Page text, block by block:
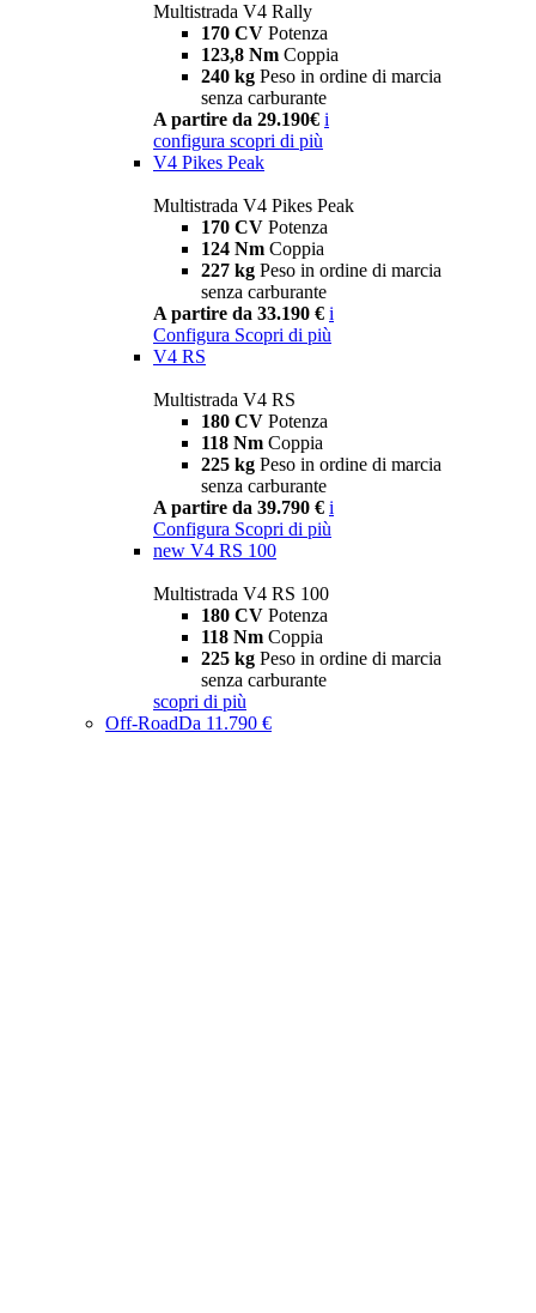
Multistrada V4 Rally
170 CV Potenza
123,8 Nm Coppia
240 kg Peso in ordine di marcia
senza carburante
A partire da 29.190€ i
configura scopri di più
V4 Pikes Peak
Multistrada V4 Pikes Peak
170 CV Potenza
124 Nm Coppia
227 kg Peso in ordine di marcia
senza carburante
A partire da 33.190 € i
Configura Scopri di più
V4 RS
Multistrada V4 RS
180 CV Potenza
118 Nm Coppia
225 kg Peso in ordine di marcia
senza carburante
A partire da 39.790 € i
Configura Scopri di più
new V4 RS 100
Multistrada V4 RS 100
180 CV Potenza
118 Nm Coppia
225 kg Peso in ordine di marcia
senza carburante
scopri di più
Off-RoadDa 11.790 €